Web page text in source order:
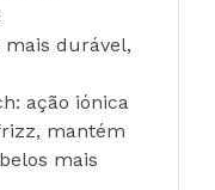
mais durável,
ação iónica
mantém
mais